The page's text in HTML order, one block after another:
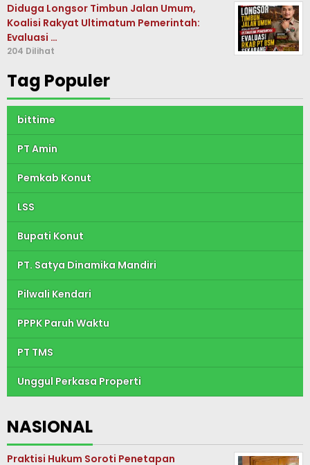
Diduga Longsor Timbun Jalan Umum,
Koalisi Rakyat Ultimatum Pemerintah:
Evaluasi …
204 Dilihat
Tag Populer
bittime
PT Amin
Pemkab Konut
LSS
Bupati Konut
PT. Satya Dinamika Mandiri
Pilwali Kendari
PPPK Paruh Waktu
PT TMS
Unggul Perkasa Properti
NASIONAL
Praktisi Hukum Soroti Penetapan